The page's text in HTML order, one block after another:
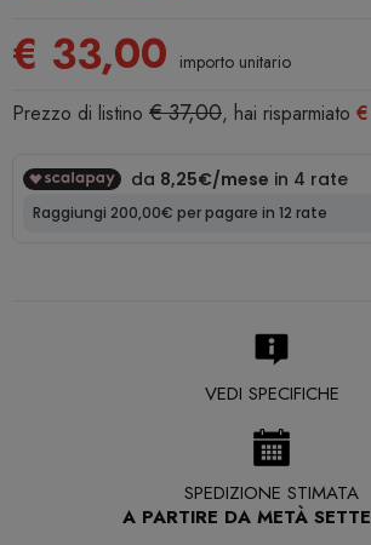
€ 33,00 importo unitario
Prezzo di listino € 37,00, hai risparmiato
VEDI SPECIFICHE
SPEDIZIONE STIMATA
A PARTIRE DA METÀ